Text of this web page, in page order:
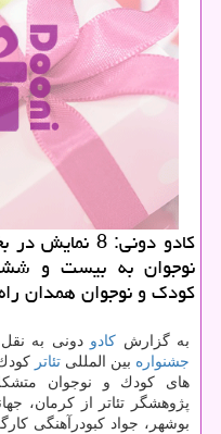
نوجوان به بیست و
كودك و نوجوان همدان
به گزارش كادو دونی به
جشنواره بین المللیتئاتر
های كودك و نوجوان متشكل
پژوهشگر تئاتر از كرمان،
بوشهر، جواد كبودرآهنگی